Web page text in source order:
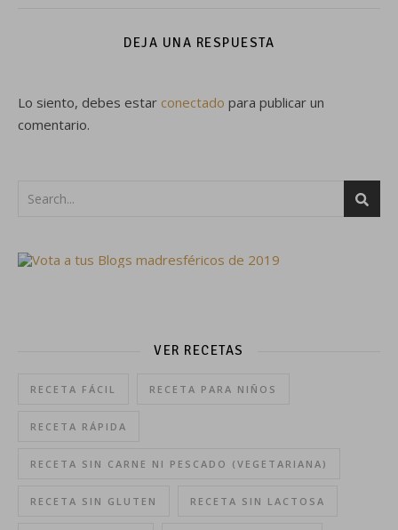
DEJA UNA RESPUESTA
Lo siento, debes estar conectado para publicar un
comentario.
VER RECETAS
RECETA FÁCIL RECETA PARA NIÑOS
RECETA RÁPIDA
RECETA SIN CARNE NI PESCADO (VEGETARIANA)
RECETA SIN GLUTEN RECETA SIN LACTOSA